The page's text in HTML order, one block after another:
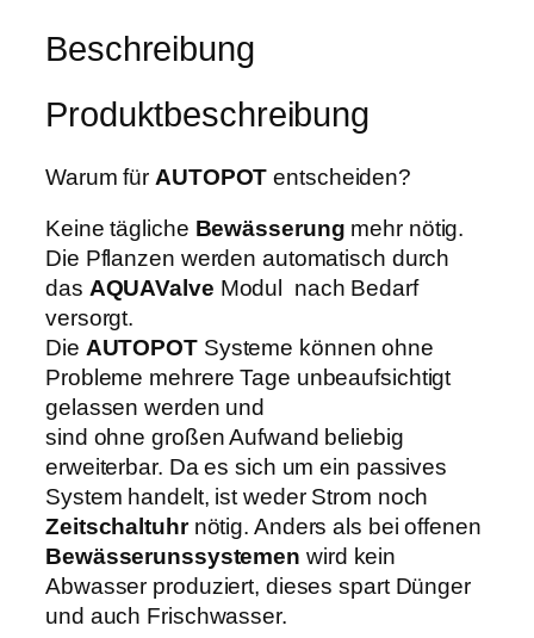
i
w
a
r
:
6
1
,
5
0
€
:
9
,
9
€
.
2
w
P
O
T
S
y
s
t
e
m
9
m
m
M
e
Beschreibung
Produktbeschreibung
Warum für AUTOPOTentscheiden?
Keine tägliche Bewässerung mehr nötig.
Die Pflanzen werden automatisch durch
das AQUAValve Modul nach Bedarf
versorgt.
Die AUTOPOTSysteme können ohne
Probleme mehrere Tage unbeaufsichtigt
gelassen werden und
sind ohne großen Aufwand beliebig
erweiterbar. Da es sich um ein passives
System handelt, ist weder Strom noch
Zeitschaltuhrnötig. Anders als bei offenen
Bewässerunssystemen wird kein
Abwasser produziert, dieses spart Dünger
und auch Frischwasser.